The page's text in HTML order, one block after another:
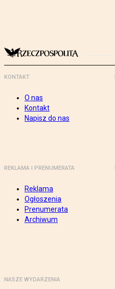
KONTAKT
O nas
Kontakt
Napisz do nas
REKLAMA I PRENUMERATA
Reklama
Ogłoszenia
Prenumerata
Archiwum
NASZE WYDARZENIA